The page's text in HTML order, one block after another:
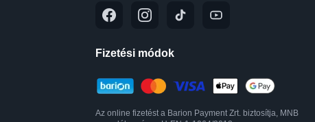
Fizetési módok
Az online fizetést a Barion Payment Zrt. biztosítja, MNB